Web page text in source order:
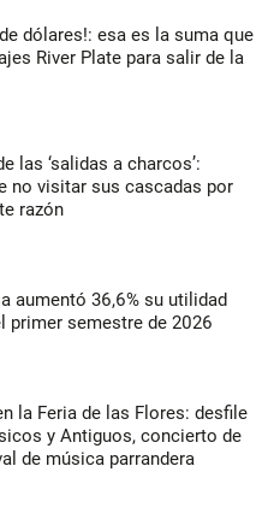
dólares!: esa es la suma que
River Plate para salir de la
las ‘salidas a charcos’:
no visitar sus cascadas por
razón
aumentó 36,6% su utilidad
primer semestre de 2026
la Feria de las Flores: desfile
y Antiguos, concierto de
de música parrandera